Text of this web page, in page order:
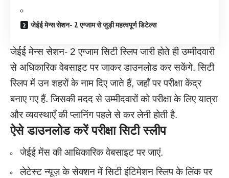
जेईई मेन्स सेशन- 2 एग्जाम से जुड़ी महत्वपूर्ण डिटेल्स
जेईई मेन्स सेशन- 2 एग्जाम सिटी स्लिप जारी होते ही उम्मीदवारी
से अधिकारिक वेबसाइट पर जाकर डाउनलोड कर सकेंगे. सिटी
स्लिप में उन शहरों के नाम दिए जाते हैं, जहाँ पर परीक्षा केंद्र
बनाए गए हैं. जिसकी मदद से उम्मीदवारों को परीक्षा के लिए यात्रा
और व्यवस्थाएँ की प्लानिंग पहले से कर लेनी होती है.
ऐसे डाउनलोड करें परीक्षा सिटी स्लीप
जेईई मेंस की आधिकारिक वेबसाइट पर जाएं.
लेटेस्ट न्यूज़ के सेक्शन में सिटी इंटिमेशन स्लिप के लिंक पर